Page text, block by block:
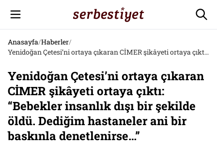
Anasayfa/Haberler/
Yenidoğan Çetesi’ni ortaya çıkaran CİMER şikâyeti ortaya çıktı: “Bebekler insanlık dışı bir şekilde öldü. Dediğim hastaneler ani bir baskınla denetlenirse…”
Yenidoğan Çetesi’ni ortaya çıkaran
CİMER şikâyeti ortaya çıktı:
“Bebekler insanlık dışı bir şekilde
öldü. Dediğim hastaneler ani bir
baskınla denetlenirse…”